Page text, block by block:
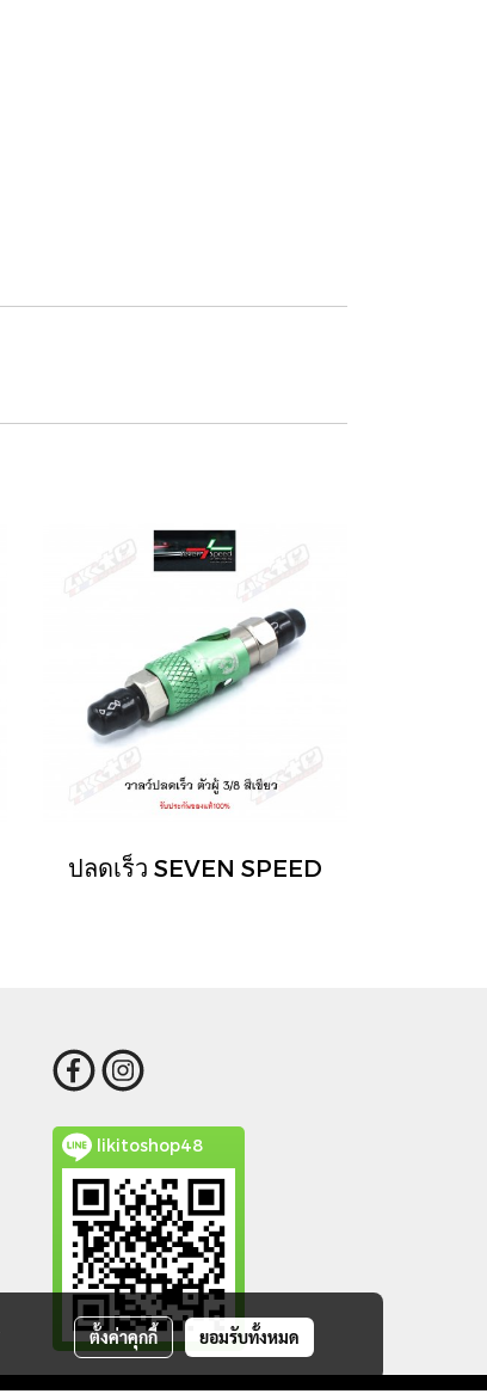
ปลดเร็ว SEVEN SPEED
likitoshop48
ตั้งค่าคุกกี้ ยอมรับทั้งหมด